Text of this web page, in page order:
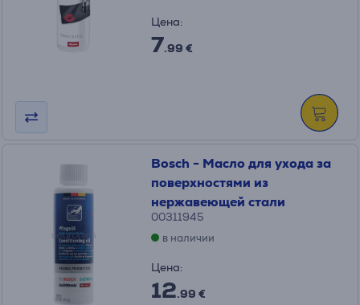
Цена:
7.99 €
Bosch - Масло для ухода за
поверхностями из
нержавеющей стали
00311945
в наличии
Цена:
12.99 €